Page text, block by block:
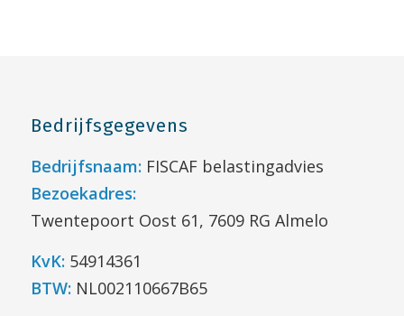
Bedrijfsgegevens
Bedrijfsnaam: FISCAF belastingadvies
Bezoekadres:
Twentepoort Oost 61, 7609 RG Almelo
KvK: 54914361
BTW: NL002110667B65